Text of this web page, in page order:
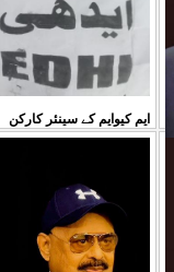
ایم کیوایم کے سینئر کارکن
شہادت پر متحدہ قومی